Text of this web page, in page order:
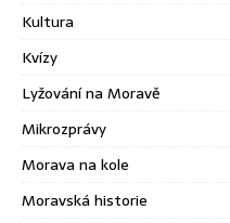
Kultura
Kvízy
Lyžování na Moravě
Mikrozprávy
Morava na kole
Moravská historie